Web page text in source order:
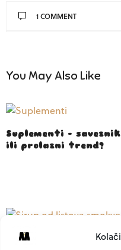
1 COMMENT
You May Also Like
Suplementi – saveznik
ili prolazni trend?
Sirup od listova